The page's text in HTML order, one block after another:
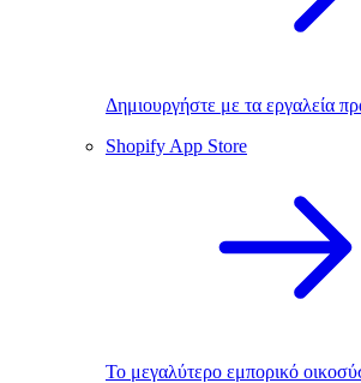
Δημιουργήστε με τα εργαλεία
Shopify App Store
Το μεγαλύτερο εμπορικό